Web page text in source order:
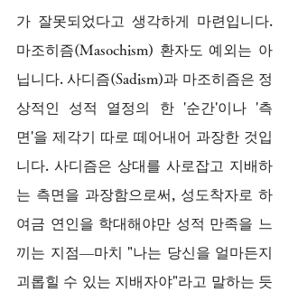
가 잘못되었다고 생각하게 마련입니다.
마조히즘(Masochism) 환자도 예외는 아
닙니다. 사디즘(Sadism)과 마조히즘은 정
상적인 성적 열정의 한 '순간'이나 '측
면'을 제각기 따로 떼어내어 과장한 것입
니다. 사디즘은 상대를 사로잡고 지배하
는 측면을 과장함으로써, 성도착자로 하
여금 연인을 학대해야만 성적 만족을 느
끼는 지점—마치 "나는 당신을 얼마든지
괴롭힐 수 있는 지배자야"라고 말하는 듯